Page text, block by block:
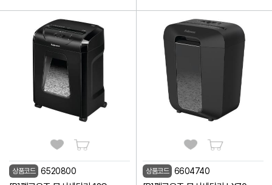
상품코드 6520800 상품코드 6604740